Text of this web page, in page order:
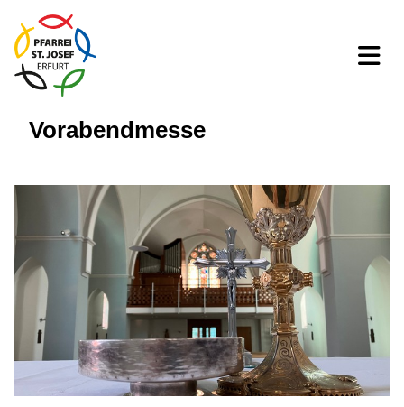
Vorabendmesse